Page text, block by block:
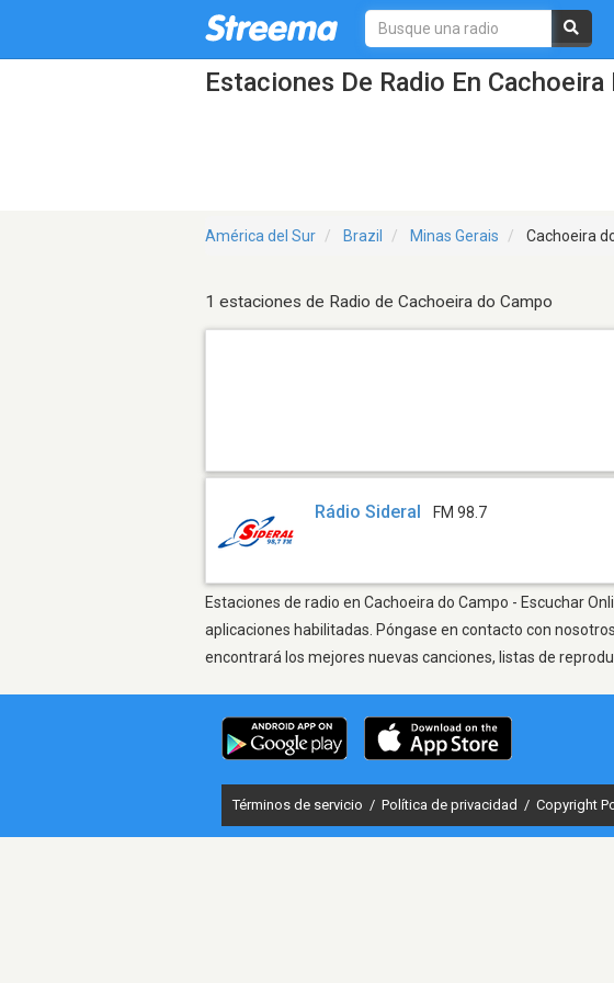
Estaciones De Radio En
América del Sur Brazil Minas Gerais Cachoeira
1 estaciones de Radio de Cachoeira do Campo
Rádio Sideral FM 98.7
Estaciones de radio en Cachoeira do Campo - Escuchar
aplicaciones habilitadas. Póngase en contacto con
encontrará los mejores nuevas canciones, listas de
Términos de servicio / Política de privacidad / Copyright